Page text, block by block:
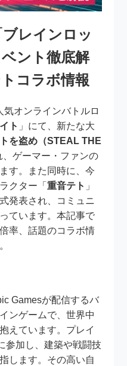
レインロッ
ント徹底解
コラボ情報
オンラインバトルロ
ト 」にて、新たな大
を盗め（STEAL THE
、ゲーマー・ファンの
す。また同時に、今
クター「重音テト 」
発表され、コミュニ
ています。本記事で
率、話題のコラボ情
Gamesが配信するバ
ンゲームで、世界中
えています。プレイ
参加し、建築や戦闘技
します。その高い自